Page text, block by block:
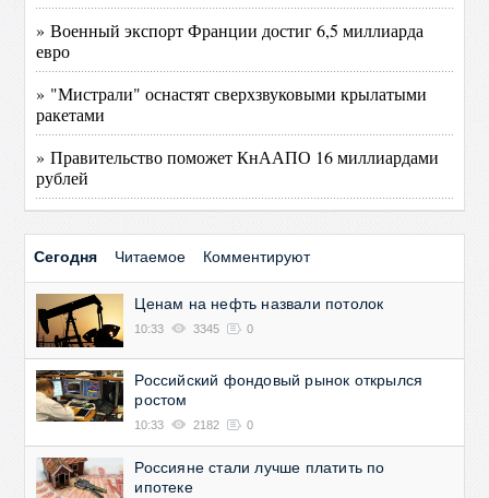
» Военный экспорт Франции достиг 6,5 миллиарда
евро
» "Мистрали" оснастят сверхзвуковыми крылатыми
ракетами
» Правительство поможет КнААПО 16 миллиардами
рублей
Сегодня Читаемое Комментируют
Ценам на нефть назвали потолок
10:33 3345 0
Российский фондовый рынок открылся
ростом
10:33 2182 0
Россияне стали лучше платить по
ипотеке